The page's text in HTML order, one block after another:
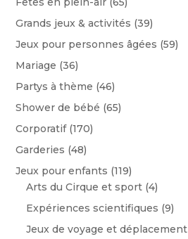
Grands jeux & activités (39)
Jeux pour personnes âgées (59)
Mariage (36)
Partys à thème (46)
Shower de bébé (65)
Corporatif (170)
Garderies (48)
Jeux pour enfants (119)
Arts du Cirque et sport (4)
Expériences scientifiques (9)
Jeux de voyage et déplacement